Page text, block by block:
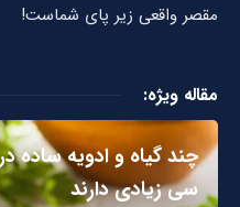
مقصر واقعی زیر پای شماست!
مقاله ویژه:
چند گیاه و ادویه ساده
سی زیادی دارند